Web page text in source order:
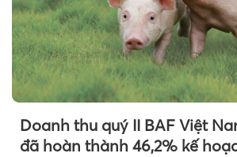
Doanh thu quý II BAF Việt
đã hoàn thành 46,2% kế